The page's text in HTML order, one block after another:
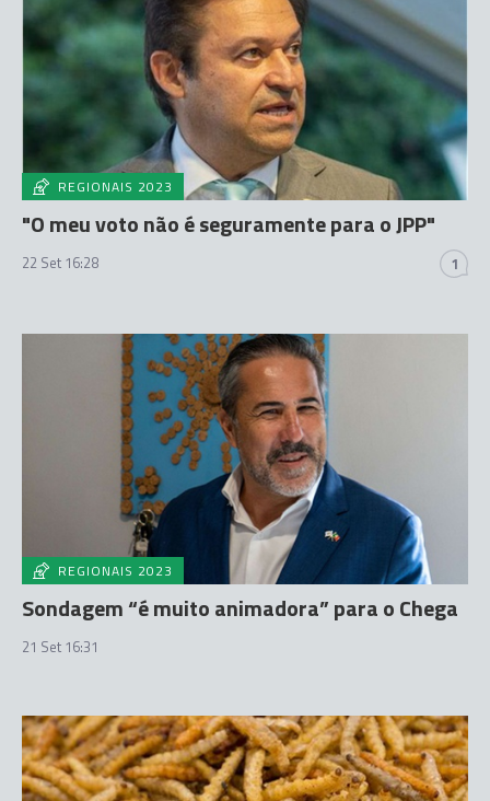
REGIONAIS 2023
"O meu voto não é seguramente para o JPP"
22 Set 16:28 1
REGIONAIS 2023
Sondagem “é muito animadora” para o Chega
21 Set 16:31